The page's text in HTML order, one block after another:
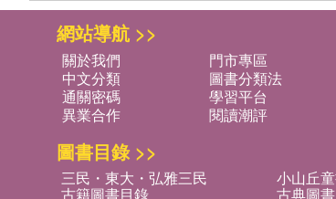
網站導航 >>
關於我們 門市專區
中文分類
圖書分類法
通關密碼
學習平台
異業合作
閱讀潮評
圖書目錄 >>
三民・東大・弘雅三民 小山丘
古籍圖書目錄 古典圖